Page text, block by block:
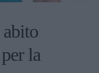
la